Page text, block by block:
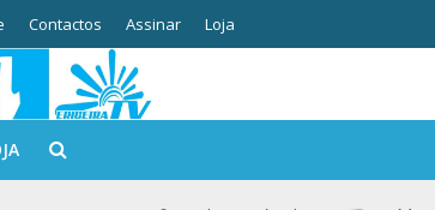
Contactos Assinar Loja